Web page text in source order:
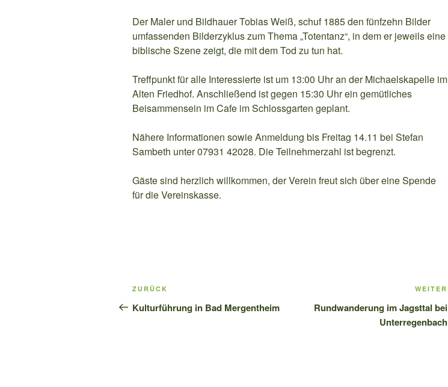
Der Maler und Bildhauer Tobias Weiß, schuf 1885 den fünfzehn Bilder
umfassenden Bilderzyklus zum Thema „Totentanz“, in dem er jeweils eine
biblische Szene zeigt, die mit dem Tod zu tun hat.
Treffpunkt für alle Interessierte ist um 13:00 Uhr an der Michaelskapelle im
Alten Friedhof. Anschließend ist gegen 15:30 Uhr ein gemütliches
Beisammensein im Cafe im Schlossgarten geplant.
Nähere Informationen sowie Anmeldung bis Freitag 14.11 bei Stefan
Sambeth unter 07931 42028. Die Teilnehmerzahl ist begrenzt.
Gäste sind herzlich willkommen, der Verein freut sich über eine Spende
für die Vereinskasse.
Beitragsnavigation
Vorheriger
Beitrag
ZURÜCK
Kulturführung in Bad Mergentheim
WEITER
Rundwanderung im Jagsttal bei
Unterregenbach